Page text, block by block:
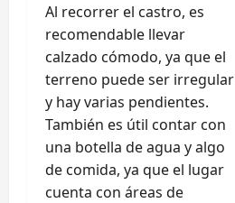
Al recorrer el castro, es
recomendable llevar
calzado cómodo, ya que el
terreno puede ser irregular
y hay varias pendientes.
También es útil contar con
una botella de agua y algo
de comida, ya que el lugar
cuenta con áreas de